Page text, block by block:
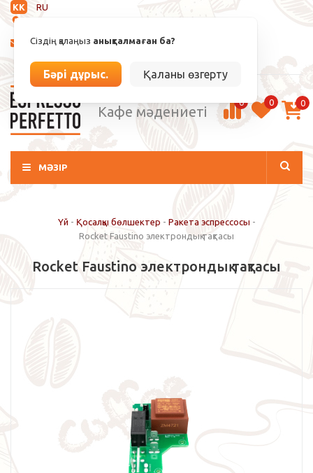
KK
RU
Сіздің қалаңыз анықталмаған ба?
Бәрі дұрыс. Қаланы өзгерту
info@espressoperfetto.kz
Кафе мәдениеті
0 0 0
МӘЗІР
Үй - Қосалқы бөлшектер - Ракета эспрессосы -
Rocket Faustino электрондық тақтасы
Rocket Faustino электрондық тақтасы